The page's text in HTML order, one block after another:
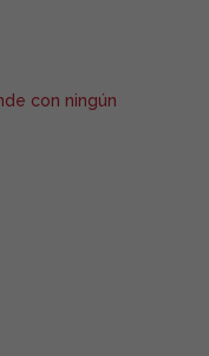
con ningún